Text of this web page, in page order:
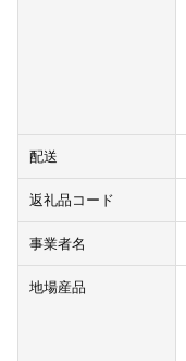
配送
返礼品コード
事業者名
地場産品